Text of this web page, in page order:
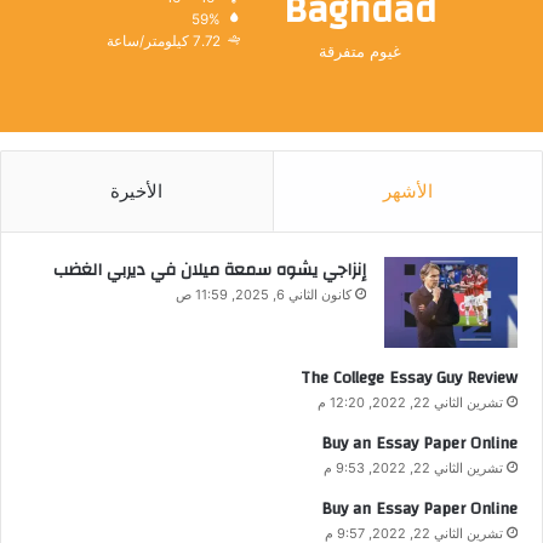
غيوم متفرقة
59%
7.72 كيلومتر/ساعة
الأشهر الأخيرة
إنزاجي يشوه سمعة ميلان في ديربي الغضب
كانون الثاني 6, 2025, 11:59 ص
The College Essay Guy Review
تشرين الثاني 22, 2022, 12:20 م
Buy an Essay Paper Online
تشرين الثاني 22, 2022, 9:53 م
Buy an Essay Paper Online
تشرين الثاني 22, 2022, 9:57 م